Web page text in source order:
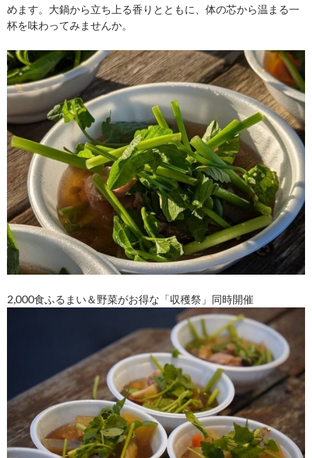
めます。大鍋から立ち上る香りとともに、体の芯から温まる一
杯を味わってみませんか。
2,000食ふるまい＆野菜がお得な「収穫祭」同時開催